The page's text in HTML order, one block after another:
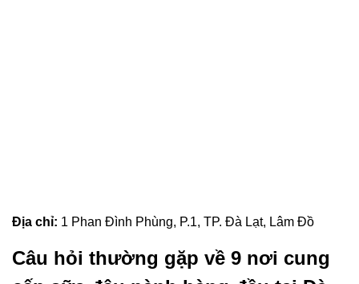
Địa chỉ: 1 Phan Đình Phùng, P.1, TP. Đà Lạt, Lâm Đồ
Câu hỏi thường gặp về 9 nơi cung